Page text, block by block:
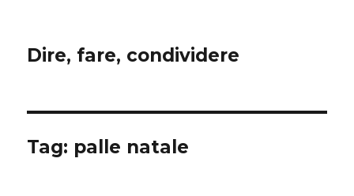
Dire, fare, condividere
Tag: palle natale